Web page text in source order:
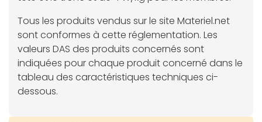
Tous les produits vendus sur le site Materiel.net
sont conformes à cette réglementation. Les
valeurs DAS des produits concernés sont
indiquées pour chaque produit concerné dans le
tableau des caractéristiques techniques ci-
dessous.